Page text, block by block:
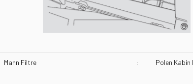
Mann Filtre : Polen Kabin